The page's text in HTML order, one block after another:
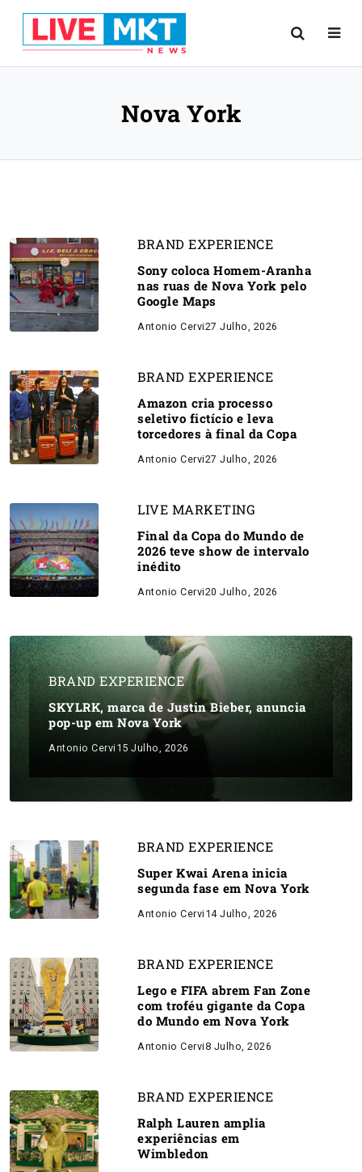
Nova York
BRAND EXPERIENCE
Sony coloca Homem-Aranha
nas ruas de Nova York pelo
Google Maps
Antonio Cervi27 Julho, 2026
BRAND EXPERIENCE
Amazon cria processo
seletivo fictício e leva
torcedores à final da Copa
Antonio Cervi27 Julho, 2026
LIVE MARKETING
Final da Copa do Mundo de
2026 teve show de intervalo
inédito
Antonio Cervi20 Julho, 2026
BRAND EXPERIENCE
SKYLRK, marca de Justin Bieber, anuncia
pop-up em Nova York
Antonio Cervi 15 Julho, 2026
BRAND EXPERIENCE
Super Kwai Arena inicia
segunda fase em Nova York
Antonio Cervi 14 Julho, 2026
BRAND EXPERIENCE
Lego e FIFA abrem Fan Zone
com troféu gigante da Copa
do Mundo em Nova York
Antonio Cervi8 Julho, 2026
BRAND EXPERIENCE
Ralph Lauren amplia
experiências em
Wimbledon